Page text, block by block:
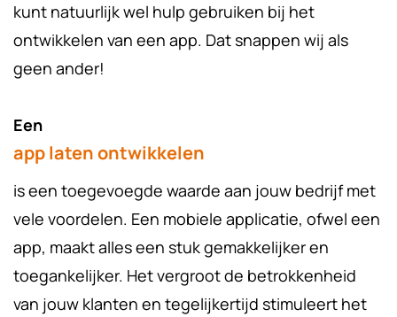
kunt natuurlijk wel hulp gebruiken bij het
ontwikkelen van een app. Dat snappen wij als
geen ander!
Een
app laten ontwikkelen
is een toegevoegde waarde aan jouw bedrijf met
vele voordelen. Een mobiele applicatie, ofwel een
app, maakt alles een stuk gemakkelijker en
toegankelijker. Het vergroot de betrokkenheid
van jouw klanten en tegelijkertijd stimuleert het